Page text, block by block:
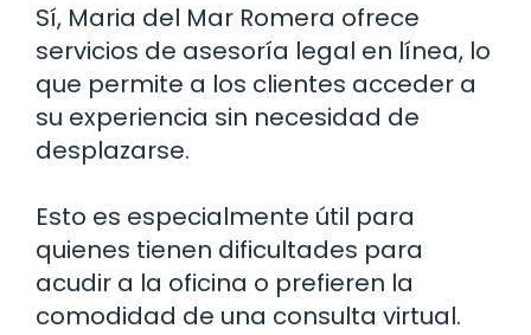
Sí, Maria del Mar Romera ofrece
servicios de asesoría legal en línea, lo
que permite a los clientes acceder a
su experiencia sin necesidad de
desplazarse.
Esto es especialmente útil para
quienes tienen dificultades para
acudir a la oficina o prefieren la
comodidad de una consulta virtual.